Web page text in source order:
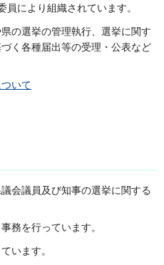
により組織されています。
の選挙の管理執行、選挙に関す
く各種届出等の受理・公表など
いて
会議員及び知事の選挙に関する
務を行っています。
います。